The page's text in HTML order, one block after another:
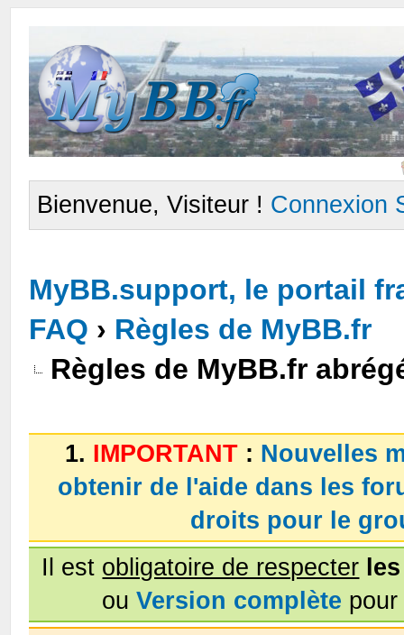
Bienvenue, Visiteur ! Connexion
MyBB.support, le portail
FAQ › Règles de MyBB.fr
Règles de MyBB.fr
1. IMPORTANT : Nouvelles
obtenir de l'aide dans les
droits pour le
Il est obligatoire de respecter
ouVersion complète